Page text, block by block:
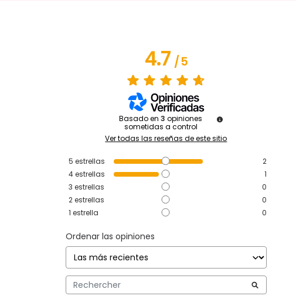
4.7/5
Basado en3 opiniones
sometidas a control
Ver todas las reseñas de este sitio
5 estrellas
2
4estrellas
1
3 estrellas
0
2estrellas
0
1 estrella 0
Ordenar las opiniones